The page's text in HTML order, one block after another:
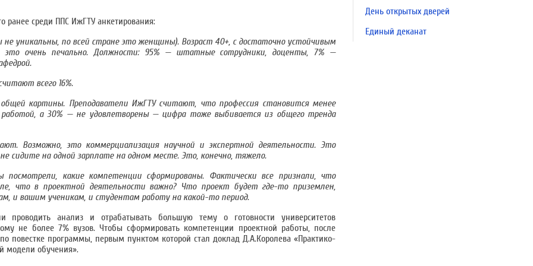
ранее среди ППС ИжГТУ анкетирования:
уникальны, по всей стране это женщины). Возраст 40+, с достаточно устойчивым
очень печально. Должности: 95% — штатные сотрудники, доценты, 7% —
всего 16%.
картины. Преподаватели ИжГТУ считают, что профессия становится менее
а 30% — не удовлетворены — цифра тоже выбивается из общего тренда
Возможно, это коммерциализация научной и экспертной деятельности. Это
сидите на одной зарплате на одном месте. Это, конечно, тяжело.
какие компетенции сформированы. Фактически все признали, что
что в проектной деятельности важно? Что проект будет где-то приземлен,
и вашим ученикам, и студентам работу на какой-то период.
анализ и отрабатывать большую тему о готовности университетов
не более 7% вузов. Чтобы сформировать компетенции проектной работы, после
программы, первым пунктом которой стал доклад Д.А.Королева «Практико-
модели обучения».
День открытых дверей
Единый деканат